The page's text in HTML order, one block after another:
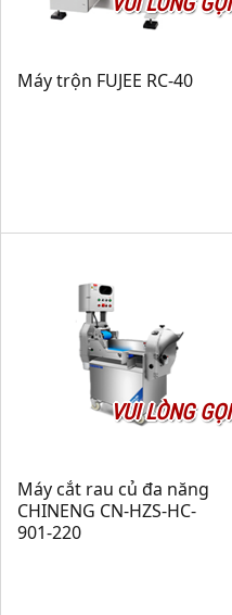
Máy trộn FUJEE RC-40
VUI LÒNG GỌI
Máy cắt rau củ đa năng
CHINENG CN-HZS-HC-
901-220